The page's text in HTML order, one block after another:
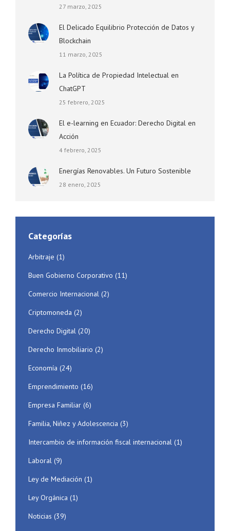
27 marzo, 2025
El Delicado Equilibrio Protección de Datos y
Blockchain
11 marzo, 2025
La Política de Propiedad Intelectual en
ChatGPT
25 febrero, 2025
El e-learning en Ecuador: Derecho Digital en
Acción
4 febrero, 2025
Energías Renovables. Un Futuro Sostenible
28 enero, 2025
Categorías
Arbitraje (1)
Buen Gobierno Corporativo (11)
Comercio Internacional (2)
Criptomoneda (2)
Derecho Digital (20)
Derecho Inmobiliario (2)
Economía (24)
Emprendimiento (16)
Empresa Familiar (6)
Familia, Niñez y Adolescencia (3)
Intercambio de información fiscal internacional (1)
Laboral (9)
Ley de Mediación (1)
Ley Orgánica (1)
Noticias (39)